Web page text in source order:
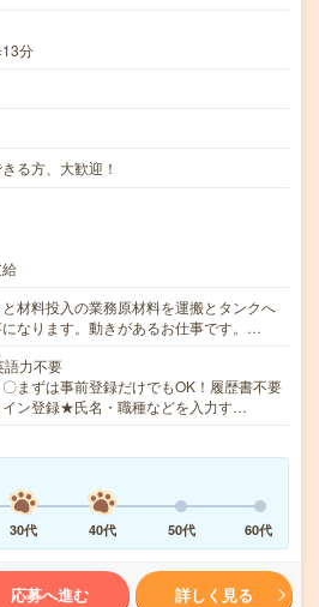
分
る方、大歓迎！
材料投入の業務原材料を運搬とタンクへ
なります。動きがあるお仕事です。…
語力不要
まずは事前登録だけでもOK！履歴書不要
イン登録★氏名・職種などを入力す…
30代 40代 50代 60代
応募へ進む 詳しく見る